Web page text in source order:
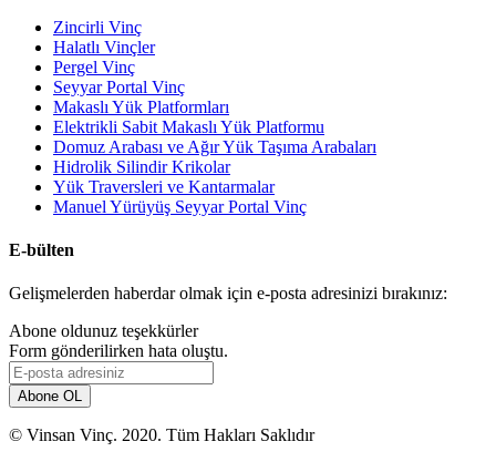
Zincirli Vinç
Halatlı Vinçler
Pergel Vinç
Seyyar Portal Vinç
Makaslı Yük Platformları
Elektrikli Sabit Makaslı Yük Platformu
Domuz Arabası ve Ağır Yük Taşıma Arabaları
Hidrolik Silindir Krikolar
Yük Traversleri ve Kantarmalar
Manuel Yürüyüş Seyyar Portal Vinç
E-bülten
Gelişmelerden haberdar olmak için e-posta adresinizi bırakınız:
Abone oldunuz teşekkürler
Form gönderilirken hata oluştu.
© Vinsan Vinç. 2020. Tüm Hakları Saklıdır